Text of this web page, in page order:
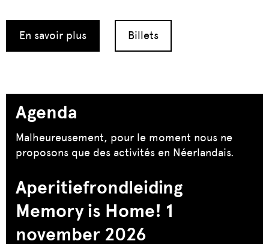
En savoir plus Billets
Agenda
Malheureusement, pour le moment nous ne
proposons que des activités en Néerlandais.
Aperitiefrondleiding
Memory is Home! 1
november 2026